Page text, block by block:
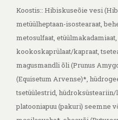
Koostis:: Hibiskuseõie vesi
metüülheptaan-isostearaat,
metosulfaat,
kookoskaprülaat/kapraat,
magusmandli õli (Prunus
(Equisetum Arvense)*,
tsetüülestrid,
platooniapuu (pakuri) seemne